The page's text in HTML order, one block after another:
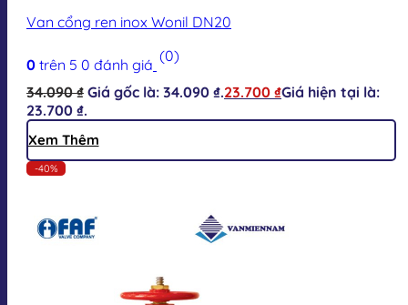
Van cổng ren inox Wonil DN20
0 trên 5 0 đánh giá (0)
34.090₫ Giá gốc là: 34.090 ₫.23.700 ₫Giá hiện tại là:
23.700 ₫.
Xem Thêm
-40%